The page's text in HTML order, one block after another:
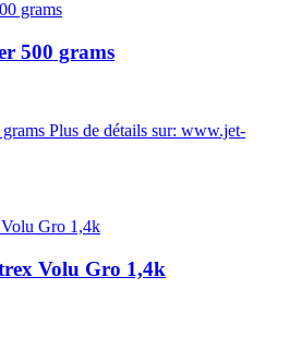
500 grams
Plus de détails sur: www.jet-
Volu Gro 1,4k